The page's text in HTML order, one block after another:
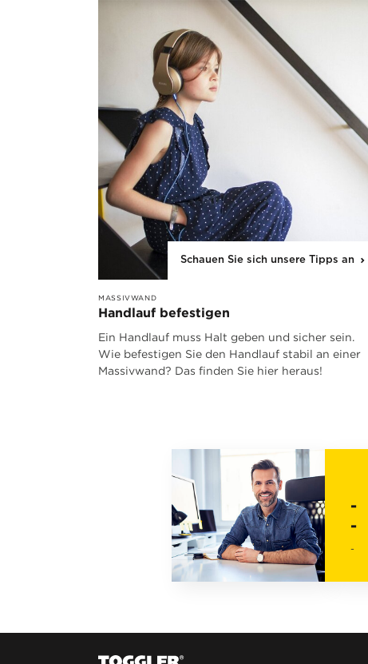
Schauen Sie sich unsere Tipps an
MASSIVWAND
Handlauf befestigen
Ein Handlauf muss Halt geben und sicher sein.
Wie befestigen Sie den Handlauf stabil an einer
Massivwand? Das finden Sie hier heraus!
-
-
-